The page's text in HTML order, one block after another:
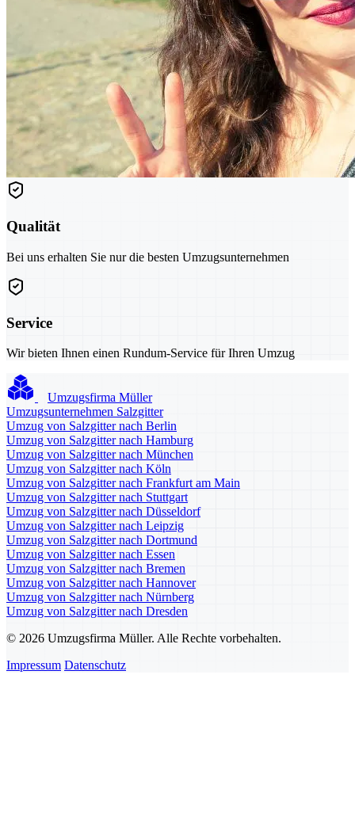
Qualität
Bei uns erhalten Sie nur die besten Umzugsunternehmen
Service
Wir bieten Ihnen einen Rundum-Service für Ihren Umzug
Umzugsfirma Müller
Umzugsunternehmen Salzgitter
Umzug von Salzgitter nach Berlin
Umzug von Salzgitter nach Hamburg
Umzug von Salzgitter nach München
Umzug von Salzgitter nach Köln
Umzug von Salzgitter nach Frankfurt am Main
Umzug von Salzgitter nach Stuttgart
Umzug von Salzgitter nach Düsseldorf
Umzug von Salzgitter nach Leipzig
Umzug von Salzgitter nach Dortmund
Umzug von Salzgitter nach Essen
Umzug von Salzgitter nach Bremen
Umzug von Salzgitter nach Hannover
Umzug von Salzgitter nach Nürnberg
Umzug von Salzgitter nach Dresden
© 2026 Umzugsfirma Müller. Alle Rechte vorbehalten.
Impressum Datenschutz